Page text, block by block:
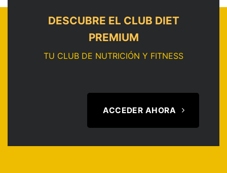
DESCUBRE EL CLUB DIET
PREMIUM
TU CLUB DE NUTRICIÓN Y FITNESS
ACCEDER AHORA